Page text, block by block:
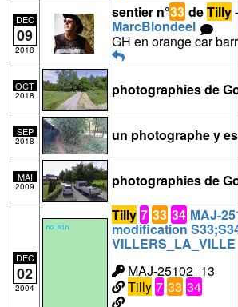
DEC
09
2018
sentier n°33 deTilly
MarcBlondeel
GH en orange car
OCT
2018 photographies de
SEP
2018 un photographe y
MAI
2009 photographies de
DEC
02
2004
Tilly 7 33 34 MAJ-
modification
VILLERS_LA_VILLE
MAJ-25102_13
Tilly 7 33 34